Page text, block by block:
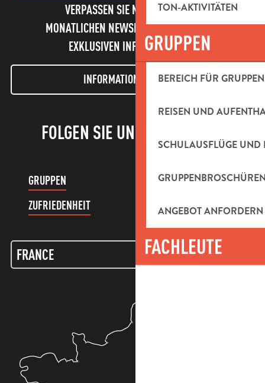
TON-AKTIVITÄTEN
GRUPPEN
BEREICH FÜR GRUPPEN
REISEN UND
SCHULAUSFLÜGE UND
ANGEBOT ANFORDERN
FACHLEUTE
VERPASSEN SIE NICHT UNSEREN
MONATLICHEN NEWSLETTER UND UNSERE
EXKLUSIVEN INFORMATIONEN!
INFORMATIONEN LETTER
FOLGEN SIE UNS!
GRUPPEN
KUNDENKONTO
ZUFRIEDENHEIT